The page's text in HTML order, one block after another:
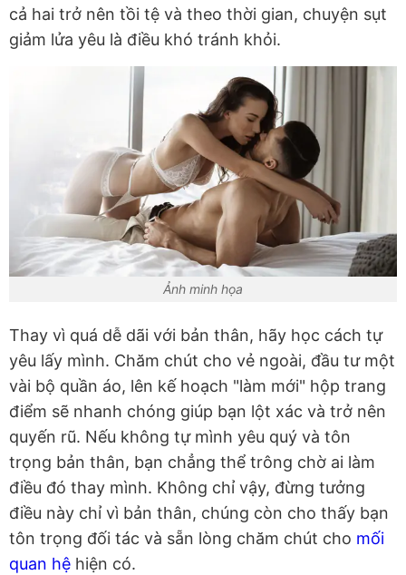
cả hai trở nên tồi tệ và theo thời gian, chuyện sụt
giảm lửa yêu là điều khó tránh khỏi.
Ảnh minh họa
Thay vì quá dễ dãi với bản thân, hãy học cách tự
yêu lấy mình. Chăm chút cho vẻ ngoài, đầu tư một
vài bộ quần áo, lên kế hoạch "làm mới" hộp trang
điểm sẽ nhanh chóng giúp bạn lột xác và trở nên
quyến rũ. Nếu không tự mình yêu quý và tôn
trọng bản thân, bạn chẳng thể trông chờ ai làm
điều đó thay mình. Không chỉ vậy, đừng tưởng
điều này chỉ vì bản thân, chúng còn cho thấy bạn
tôn trọng đối tác và sẵn lòng chăm chút cho mối
quan hệ hiện có.